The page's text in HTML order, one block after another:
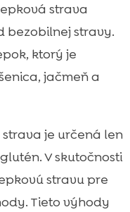
strava
bezobilnej stravy.
ktorý je
jačmeň a
strava je určená len
V skutočnosti
stravu pre
Tieto výhody